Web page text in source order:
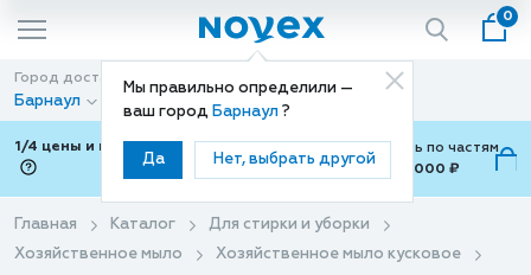
Мы правильно определили —
ваш город Барнаул ?
Да Нет, выбрать другой
0
Город доставки
Барнаул
Способ доставки
Доставка
1/4 цены и покупки ваши с Подели
Можно оплатить по частям
от 700 ₽ до 15,000 ₽
Главная Каталог
Для стирки и уборки
Хозяйственное мыло
Хозяйственное мыло кусковое